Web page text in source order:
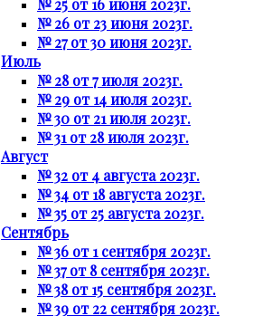
№ 25 от 16 июня 2023г.
№ 26 от 23 июня 2023г.
№ 27 от 30 июня 2023г.
Июль
№ 28 от 7 июля 2023г.
№ 29 от 14 июля 2023г.
№ 30 от 21 июля 2023г.
№ 31 от 28 июля 2023г.
Август
№ 32 от 4 августа 2023г.
№ 34 от 18 августа 2023г.
№ 35 от 25 августа 2023г.
Сентябрь
№ 36 от 1 сентября 2023г.
№ 37 от 8 сентября 2023г.
№ 38 от 15 сентября 2023г.
№ 39 от 22 сентября 2023г.